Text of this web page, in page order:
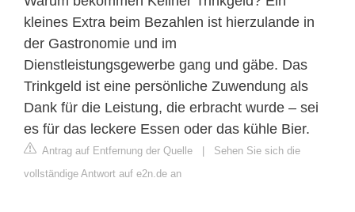
kleines Extra beim Bezahlen ist hierzulande in
der Gastronomie und im
Dienstleistungsgewerbe gang und gäbe. Das
Trinkgeld ist eine persönliche Zuwendung als
Dank für die Leistung, die erbracht wurde – sei
es für das leckere Essen oder das kühle Bier.
Antrag auf Entfernung der Quelle
Sehen Sie sich die
vollständige Antwort auf e2n.de an